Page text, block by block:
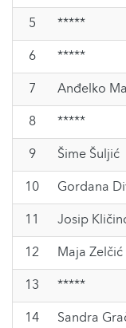
5 *****
6 *****
7 Anđelko
8 *****
9 Šime Šuljić
10 Gordana
11 Josip
12 Maja Zelčić
13 *****
14 Sandra